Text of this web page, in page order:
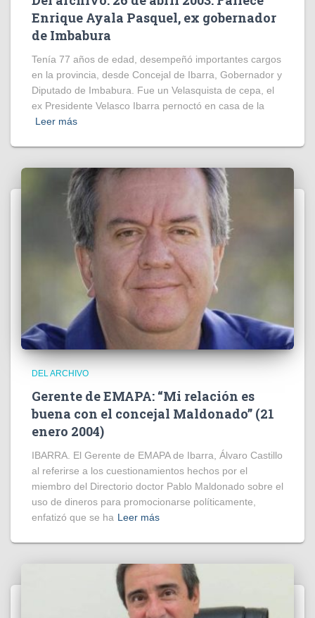
Enrique Ayala Pasquel, ex gobernador
de Imbabura
Tenía 77 años de edad, desempeñó importantes cargos
en la provincia, desde Concejal de Ibarra, Gobernador y
Diputado de Imbabura. Fue un Velasquista de cepa, el
ex Presidente Velasco Ibarra pernoctó en casa de la
Leer más
DEL ARCHIVO
Gerente de EMAPA: “Mi relación es
buena con el concejal Maldonado” (21
enero 2004)
IBARRA. El Gerente de EMAPA de Ibarra, Álvaro Castillo
al referirse a los cuestionamientos hechos por el
miembro del Directorio doctor Pablo Maldonado sobre el
uso de dineros para promocionarse políticamente,
enfatizó que se ha Leer más